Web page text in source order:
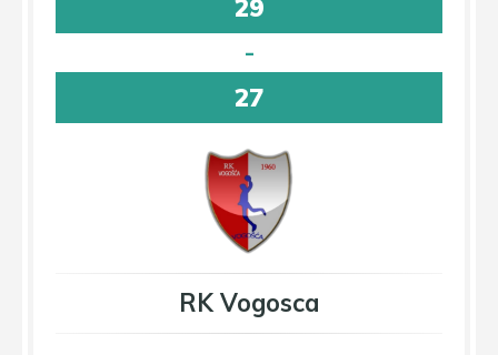
29
-
27
RK Vogosca